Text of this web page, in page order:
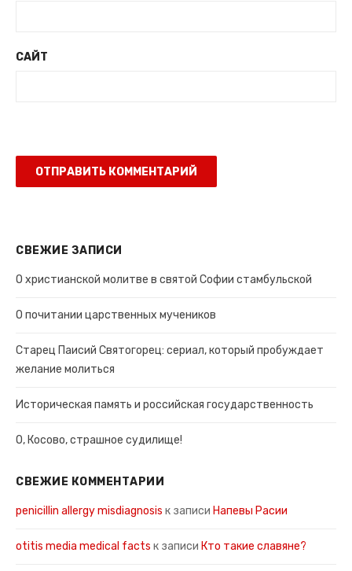
САЙТ
СВЕЖИЕ ЗАПИСИ
О христианской молитве в святой Софии стамбульской
О почитании царственных мучеников
Старец Паисий Святогорец: сериал, который пробуждает
желание молиться
Историческая память и российская государственность
О, Косово, страшное судилище!
СВЕЖИЕ КОММЕНТАРИИ
penicillin allergy misdiagnosis к записи Напевы Расии
otitis media medical facts к записи Кто такие славяне?